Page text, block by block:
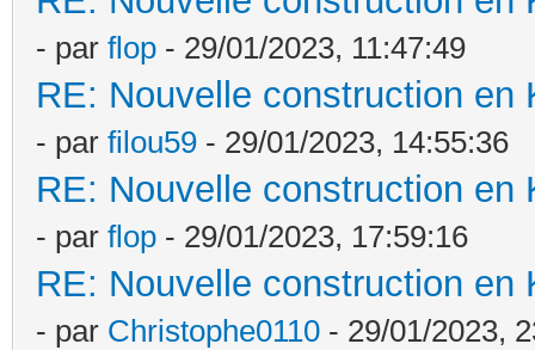
- par flop - 29/01/2023, 11:47:49
RE: Nouvelle construction
- par filou59 - 29/01/2023, 14:55:36
RE: Nouvelle construction
- par flop - 29/01/2023, 17:59:16
RE: Nouvelle construction
- par Christophe0110 - 29/01/2023,